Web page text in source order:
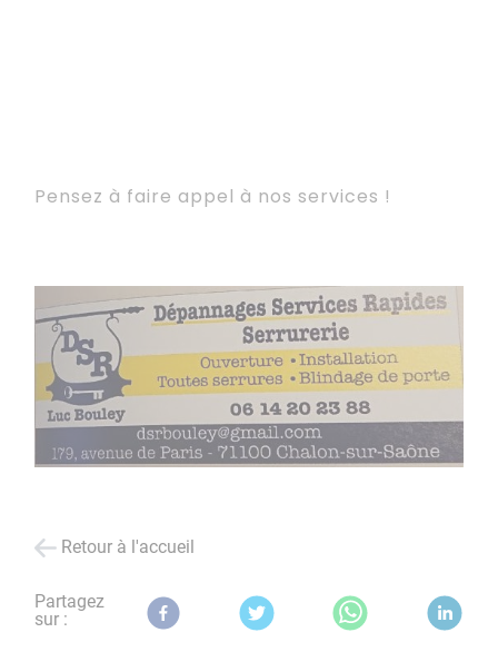
Pensez à faire appel à nos services !
Retour à l'accueil
Partagez
sur :